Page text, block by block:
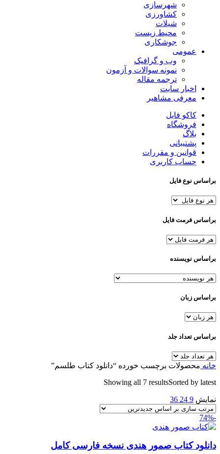
شهرسازی
کشاورزی
شیلات
محیط زیست
جوشکاری
عمومی
وب و گرافیک
نمونه سوالات و آزمون
ترجمه مقاله
اخبار سایت
معرفی مشاهیر
کاکو فایل
فروشگاه
بلاگ
پشتیبانی
قوانین و مقررات
حساب کاربری
براساس نوع فایل
براساس فرمت فایل
براساس نویسنده
براساس زبان
براساس تعداد جلد
خانه محصولات برچسب خورده “دانلود کتاب طلسم”
Showing all 7 resultsSorted by latest
نمایش 9
24
36
-74%
دانلود کتاب صمور هندی نسخه فارسی کامل